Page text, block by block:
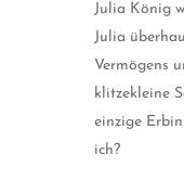
Julia König
Julia
Vermögens
klitzekleine
einzige
ich?